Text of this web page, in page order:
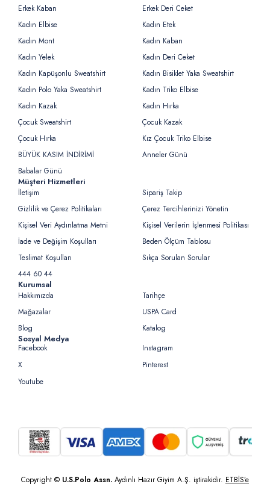
Erkek Kaban
Erkek Deri Ceket
Kadın Elbise
Kadın Etek
Kadın Mont
Kadın Kaban
Kadın Yelek
Kadın Deri Ceket
Kadın Kapüşonlu Sweatshirt
Kadın Bisiklet Yaka Sweatshirt
Kadın Polo Yaka Sweatshirt
Kadın Triko Elbise
Kadın Kazak
Kadın Hırka
Çocuk Sweatshirt
Çocuk Kazak
Çocuk Hırka
Kız Çocuk Triko Elbise
BÜYÜK KASIM İNDİRİMİ
Anneler Günü
Babalar Günü
Müşteri Hizmetleri
İletişim
Sipariş Takip
Gizlilik ve Çerez Politikaları
Çerez Tercihlerinizi Yönetin
Kişisel Veri Aydınlatma Metni
Kişisel Verilerin İşlenmesi Politikası
İade ve Değişim Koşulları
Beden Ölçüm Tablosu
Teslimat Koşulları
Sıkça Sorulan Sorular
444 60 44
Kurumsal
Hakkımızda
Tarihçe
Mağazalar
USPA Card
Blog
Katalog
Sosyal Medya
Facebook
Instagram
X
Pinterest
Youtube
Copyright © U.S.Polo Assn. Aydınlı Hazır Giyim A.Ş. iştirakidir. ETBİS’e